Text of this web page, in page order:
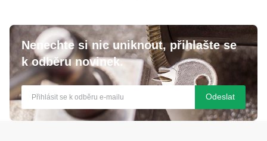
Nenechte si nic uniknout, přihlašte se
k odběru novinek.
Odeslat